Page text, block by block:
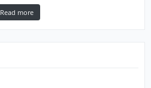
Read more